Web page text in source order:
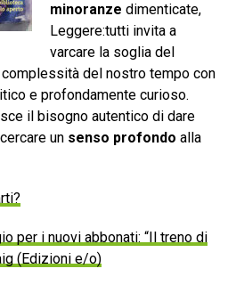
minoranze dimenticate,
Leggere:tutti invita a
varcare la soglia del
del nostro tempo con
e profondamente curioso.
il bisogno autentico di dare
un senso profondo alla
per i nuovi abbonati: “Il treno di
(Edizioni e/o)